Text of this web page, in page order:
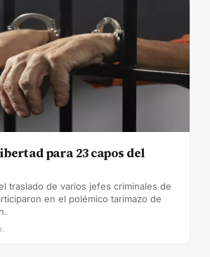
para 23 capos del
traslado de varios jefes criminales de
en el polémico tarimazo de